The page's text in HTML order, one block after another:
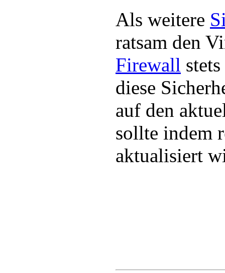
Als weitere
ratsam den
Firewall
diese
auf den
sollte indem
aktualisiert